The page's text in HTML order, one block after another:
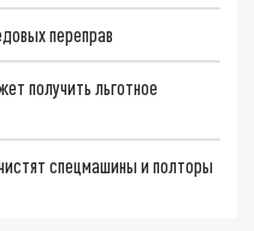
переправ
получить льготное
спецмашины и полторы